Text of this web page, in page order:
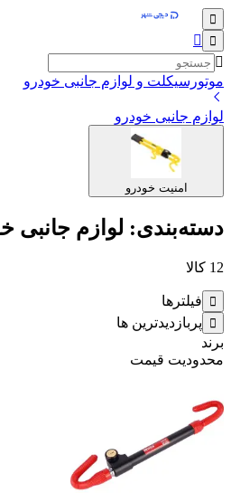
موتورسیکلت و لوازم جانبی خودرو
لوازم جانبی خودرو
امنیت خودرو
دسته‌بندی: لوازم جانبی
12 کالا
فیلترها
پربازدیدترین ها
برند
محدودیت قیمت